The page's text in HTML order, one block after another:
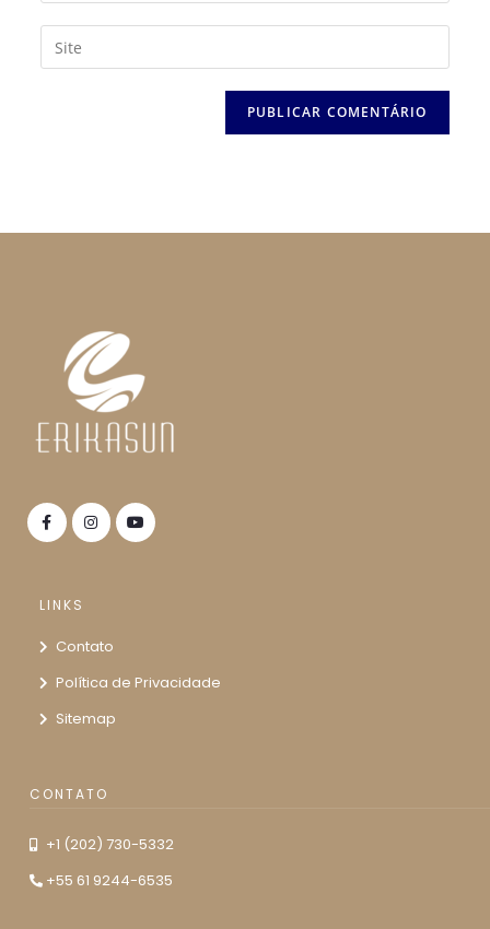
LINKS
Contato
Política de Privacidade
Sitemap
CONTATO
+1 (202) 730-5332
+55 61 9244-6535